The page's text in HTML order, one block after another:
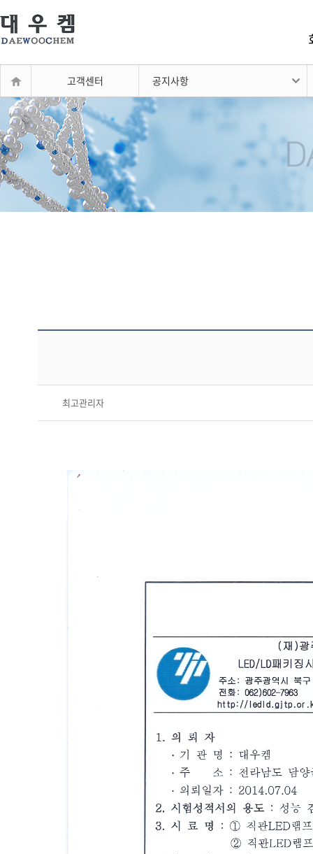
고객센터 공지사항
최고관리자